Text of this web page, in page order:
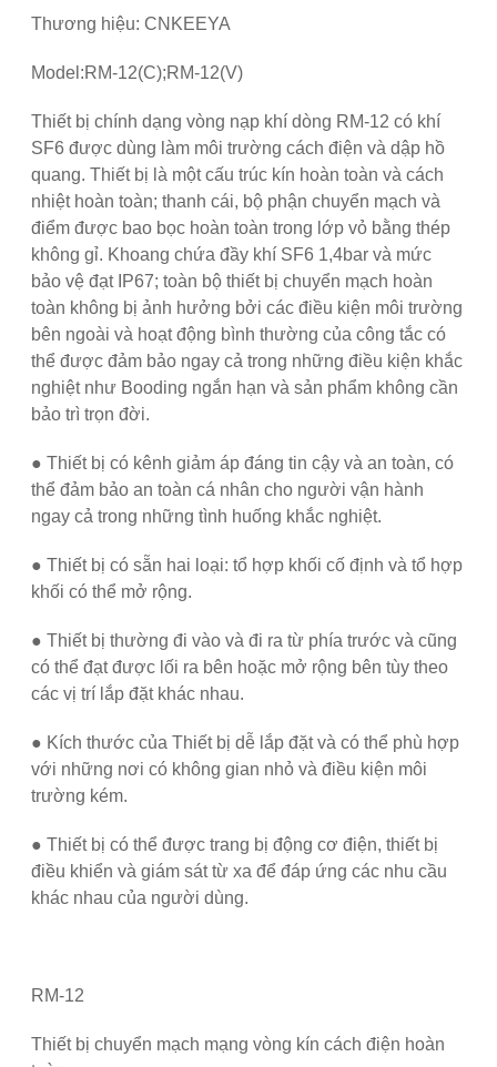
Thương hiệu: CNKEEYA
Model:RM-12(C);RM-12(V)
Thiết bị chính dạng vòng nạp khí dòng RM-12 có khí
SF6 được dùng làm môi trường cách điện và dập hồ
quang. Thiết bị là một cấu trúc kín hoàn toàn và cách
nhiệt hoàn toàn; thanh cái, bộ phận chuyển mạch và
điểm được bao bọc hoàn toàn trong lớp vỏ bằng thép
không gỉ. Khoang chứa đầy khí SF6 1,4bar và mức
bảo vệ đạt IP67; toàn bộ thiết bị chuyển mạch hoàn
toàn không bị ảnh hưởng bởi các điều kiện môi trường
bên ngoài và hoạt động bình thường của công tắc có
thể được đảm bảo ngay cả trong những điều kiện khắc
nghiệt như Booding ngắn hạn và sản phẩm không cần
bảo trì trọn đời.
● Thiết bị có kênh giảm áp đáng tin cậy và an toàn, có
thể đảm bảo an toàn cá nhân cho người vận hành
ngay cả trong những tình huống khắc nghiệt.
● Thiết bị có sẵn hai loại: tổ hợp khối cố định và tổ hợp
khối có thể mở rộng.
● Thiết bị thường đi vào và đi ra từ phía trước và cũng
có thể đạt được lối ra bên hoặc mở rộng bên tùy theo
các vị trí lắp đặt khác nhau.
● Kích thước của Thiết bị dễ lắp đặt và có thể phù hợp
với những nơi có không gian nhỏ và điều kiện môi
trường kém.
● Thiết bị có thể được trang bị động cơ điện, thiết bị
điều khiển và giám sát từ xa để đáp ứng các nhu cầu
khác nhau của người dùng.
RM-12
Thiết bị chuyển mạch mạng vòng kín cách điện hoàn